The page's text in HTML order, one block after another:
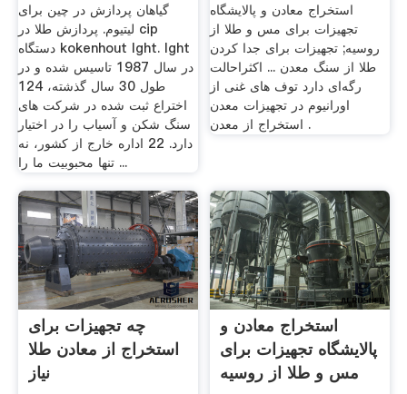
گیاهان پردازش در چین برای
لیتیوم. پردازش طلا در cip
دستگاه kokenhout lght. lght
در سال 1987 تاسیس شده و در
طول 30 سال گذشته، 124
اختراع ثبت شده در شركت های
سنگ شكن و آسیاب را در اختیار
دارد. 22 اداره خارج از کشور، نه
تنها محبوبیت ما را ...
استخراج معادن و پالایشگاه
تجهیزات برای مس و طلا از
روسیه; تجهیزات برای جدا کردن
طلا از سنگ معدن ... اکثراحالت
رگه‌ای دارد توف های غنی از
اورانیوم در تجهیزات معدن
استخراج از معدن .
چه تجهیزات برای
استخراج از معادن طلا
نیاز
استخراج معادن و
پالایشگاه تجهیزات برای
مس و طلا از روسیه